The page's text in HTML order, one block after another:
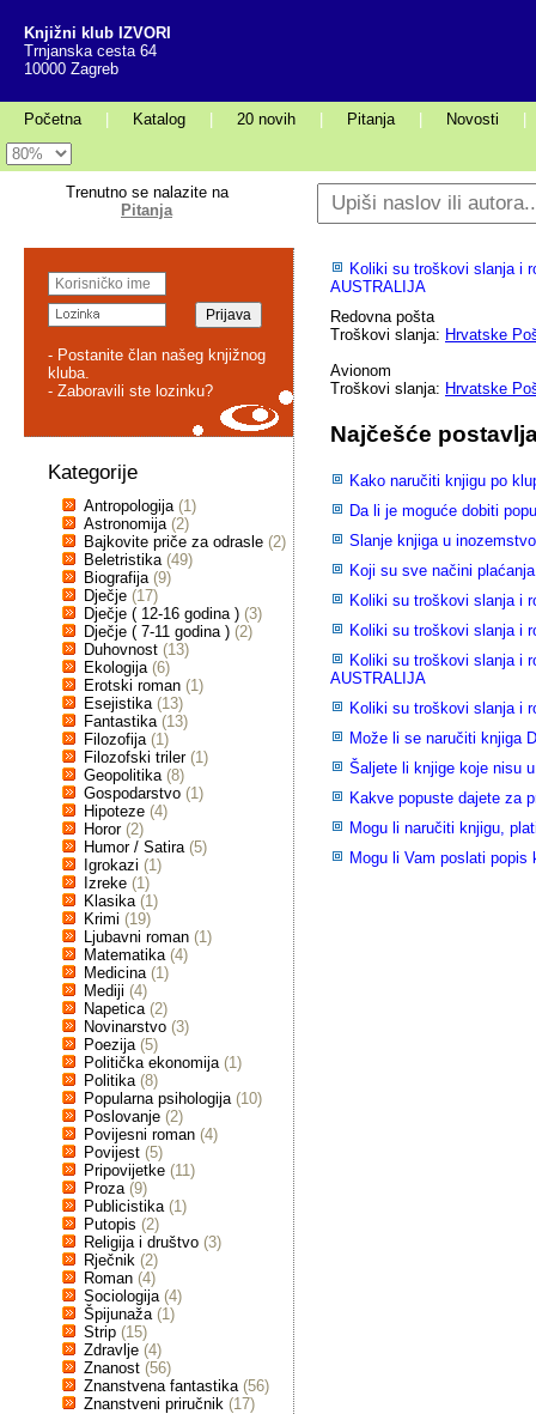
Knjižni klub IZVORI
Trnjanska cesta 64
10000 Zagreb
Početna Katalog 20 novih Pitanja Novosti
Trenutno se nalazite na
Pitanja
- Postanite član našeg knjižnog
kluba.
- Zaboravili ste lozinku?
Kategorije
Antropologija (1)
Astronomija (2)
Bajkovite priče za odrasle (2)
Beletristika (49)
Biografija (9)
Dječje (17)
Dječje ( 12-16 godina ) (3)
Dječje ( 7-11 godina ) (2)
Duhovnost (13)
Ekologija (6)
Erotski roman (1)
Esejistika (13)
Fantastika (13)
Filozofija (1)
Filozofski triler (1)
Geopolitika (8)
Gospodarstvo (1)
Hipoteze (4)
Horor (2)
Humor / Satira (5)
Igrokazi (1)
Izreke (1)
Klasika (1)
Krimi (19)
Ljubavni roman (1)
Matematika (4)
Medicina (1)
Mediji (4)
Napetica (2)
Novinarstvo (3)
Poezija (5)
Politička ekonomija (1)
Politika (8)
Popularna psihologija (10)
Poslovanje (2)
Povijesni roman (4)
Povijest (5)
Pripovijetke (11)
Proza (9)
Publicistika (1)
Putopis (2)
Religija i društvo (3)
Rječnik (2)
Roman (4)
Sociologija (4)
Špijunaža (1)
Strip (15)
Zdravlje (4)
Znanost (56)
Znanstvena fantastika (56)
Znanstveni priručnik (17)
Koliki su troškovi slanja i
AUSTRALIJA
Redovna pošta
Troškovi slanja: Hrvatske
Avionom
Troškovi slanja: Hrvatske
Najčešće
Kako naručiti knjigu po
Da li je moguće dobiti
Slanje knjiga u
Koji su sve načini
Koliki su troškovi slanja i
Koliki su troškovi slanja i
Koliki su troškovi slanja i
AUSTRALIJA
Koliki su troškovi slanja i
Može li se naručiti knjiga
Šaljete li knjige koje nisu
Kakve popuste dajete za
Mogu li naručiti knjigu,
Mogu li Vam poslati